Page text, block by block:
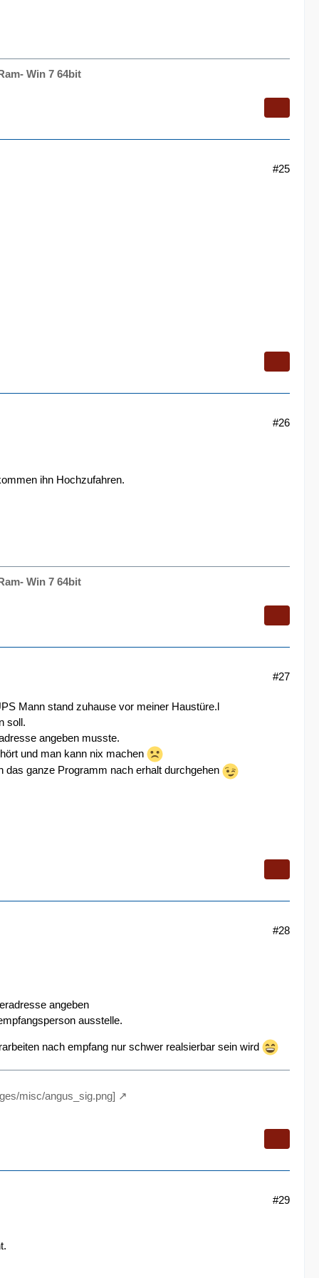
Win 7 64bit
#25
#26
ihn Hochzufahren.
Win 7 64bit
#27
Mann stand zuhause vor meiner Haustüre.l
soll.
angeben musste.
und man kann nix machen
das ganze Programm nach erhalt durchgehen
#28
angeben
ausstelle.
nach empfang nur schwer realsierbar sein wird
misc/angus_sig.png]
#29